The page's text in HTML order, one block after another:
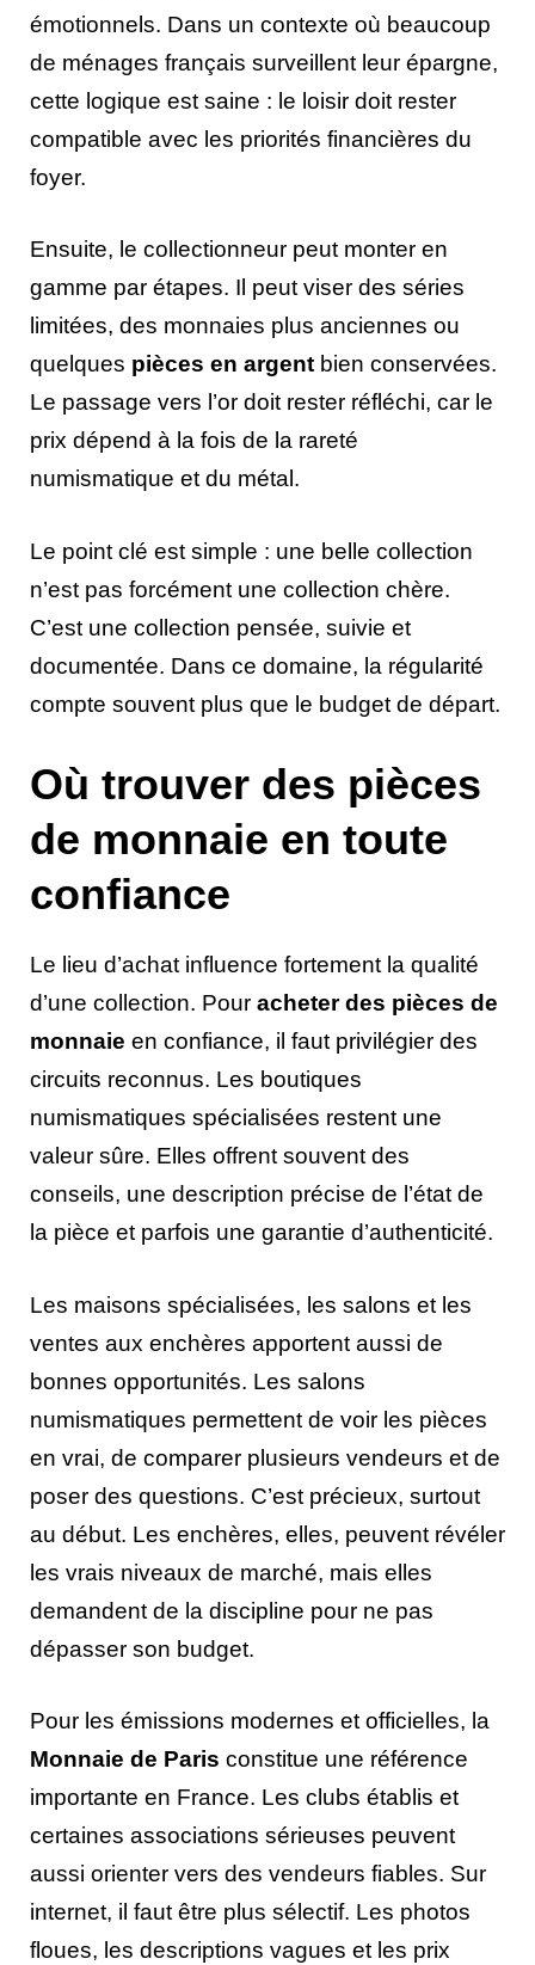
émotionnels. Dans un contexte où beaucoup
de ménages français surveillent leur épargne,
cette logique est saine : le loisir doit rester
compatible avec les priorités financières du
foyer.
Ensuite, le collectionneur peut monter en
gamme par étapes. Il peut viser des séries
limitées, des monnaies plus anciennes ou
quelques pièces en argent bien conservées.
Le passage vers l’or doit rester réfléchi, car le
prix dépend à la fois de la rareté
numismatique et du métal.
Le point clé est simple : une belle collection
n’est pas forcément une collection chère.
C’est une collection pensée, suivie et
documentée. Dans ce domaine, la régularité
compte souvent plus que le budget de départ.
Où trouver des pièces
de monnaie en toute
confiance
Le lieu d’achat influence fortement la qualité
d’une collection. Pour acheter des pièces de
monnaie en confiance, il faut privilégier des
circuits reconnus. Les boutiques
numismatiques spécialisées restent une
valeur sûre. Elles offrent souvent des
conseils, une description précise de l’état de
la pièce et parfois une garantie d’authenticité.
Les maisons spécialisées, les salons et les
ventes aux enchères apportent aussi de
bonnes opportunités. Les salons
numismatiques permettent de voir les pièces
en vrai, de comparer plusieurs vendeurs et de
poser des questions. C’est précieux, surtout
au début. Les enchères, elles, peuvent révéler
les vrais niveaux de marché, mais elles
demandent de la discipline pour ne pas
dépasser son budget.
Pour les émissions modernes et officielles, la
Monnaie de Paris constitue une référence
importante en France. Les clubs établis et
certaines associations sérieuses peuvent
aussi orienter vers des vendeurs fiables. Sur
internet, il faut être plus sélectif. Les photos
floues, les descriptions vagues et les prix